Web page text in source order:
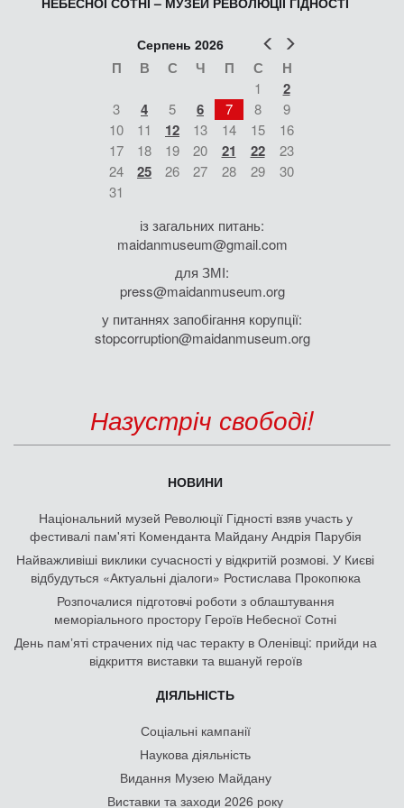
Попер
Серпень 2026
П В С Ч П С Н
1 2
3 4 5 6 7 8
9
10
11 12 13 14 15
16
17
18 19 20 21 22
23
24
25 26 27 28 29
30
31
із загальних питань:
maidanmuseum@gmail.com
для ЗМІ:
press@maidanmuseum.org
у питаннях запобігання корупції:
stopcorruption@maidanmuseum.org
Назустріч свободі!
НОВИНИ
Національний музей Революції Гідності взяв участь у
фестивалі пам'яті Коменданта Майдану Андрія Парубія
Найважливіші виклики сучасності у відкритій розмові. У Києві
відбудуться «Актуальні діалоги» Ростислава Прокопюка
Розпочалися підготовчі роботи з облаштування
меморіального простору Героїв Небесної Сотні
День памʼяті страчених під час теракту в Оленівці: прийди на
відкриття виставки та вшануй героїв
ДІЯЛЬНІСТЬ
Соціальні кампанії
Наукова діяльність
Видання Музею Майдану
Виставки та заходи 2026 року